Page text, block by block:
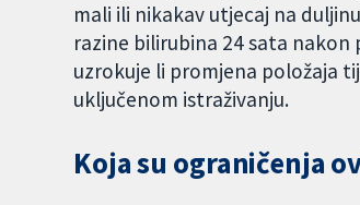
mali ili nikakav utjecaj na
razine bilirubina 24 sata
uzrokuje li promjena položaja
uključenom istraživanju.
Koja su ograničenja